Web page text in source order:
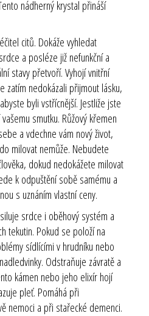
nádherný krystal přináší
citů. Dokáže vyhledat
a posléze již nefunkční a
stavy přetvoří. Vyhojí vnitřní
zatím nedokázali přijmout lásku,
byli vstřícnější. Jestliže jste
smutku. Růžový křemen
a vdechne vám nový život,
milovat nemůže. Nebudete
dokud nedokážete milovat
k odpuštění sobě samému a
s uznáním vlastní ceny.
srdce i oběhový systém a
tekutin. Pokud se položí na
sídlícími v hrudníku nebo
Odstraňuje závratě a
kámen nebo jeho elixír hojí
pleť. Pomáhá při
nemoci a při stařecké demenci.